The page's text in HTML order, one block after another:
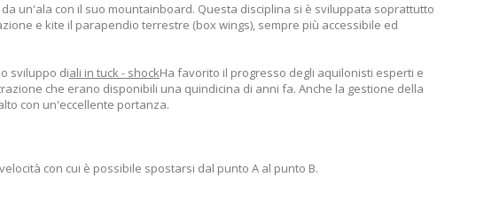
un'ala con il suo mountainboard. Questa disciplina si è sviluppata soprattutto
e kite il parapendio terrestre (box wings), sempre più accessibile ed
sviluppo diali in tuck - shockHa favorito il progresso degli aquilonisti esperti e
che erano disponibili una quindicina di anni fa. Anche la gestione della
con un'eccellente portanza.
con cui è possibile spostarsi dal punto A al punto B.